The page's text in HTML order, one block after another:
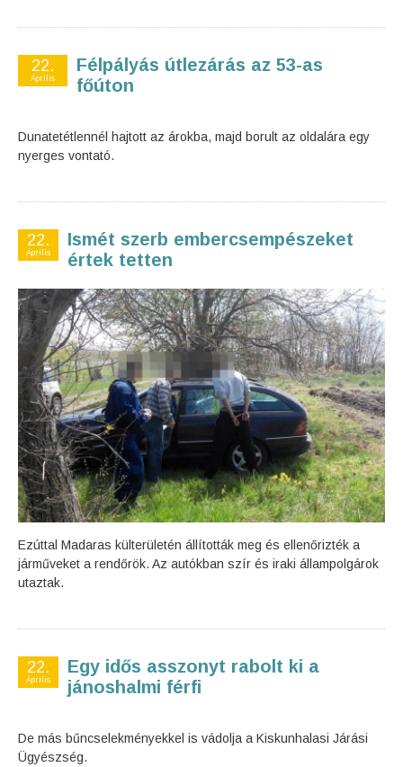
22.
Április
Félpályás útlezárás az 53-as
főúton
Dunatetétlennél hajtott az árokba, majd borult az oldalára egy
nyerges vontató.
22.
Április
Ismét szerb embercsempészeket
értek tetten
Ezúttal Madaras külterületén állították meg és ellenőrizték a
járműveket a rendőrök. Az autókban szír és iraki állampolgárok
utaztak.
22.
Április
Egy idős asszonyt rabolt ki a
jánoshalmi férfi
De más bűncselekményekkel is vádolja a Kiskunhalasi Járási
Ügyészség.